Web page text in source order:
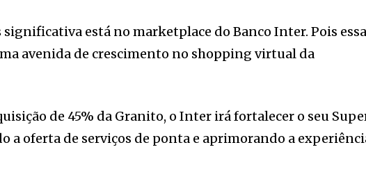
significativa está no marketplace do Banco Inter. Pois essa
avenida de crescimento no shopping virtual da
de 45% da Granito, o Inter irá fortalecer o seu
a oferta de serviços de ponta e aprimorando a